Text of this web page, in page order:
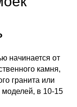
начинается от
камня,
гранита или
в 10-15